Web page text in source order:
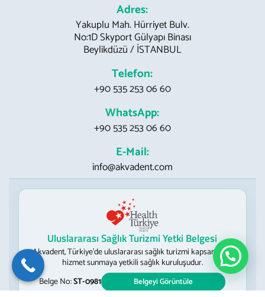
Adres:
Yakuplu Mah. Hürriyet Bulv.
No:1D Skyport Gülyapı Binası
Beylikdüzü / İSTANBUL
Telefon:
+90 535 253 06 60
WhatsApp:
+90 535 253 06 60
E-Mail:
info@akvadent.com
Uluslararası Sağlık Turizmi Yetki Belgesi
Akvadent, Türkiye’de uluslararası sağlık turizmi kapsamında
hizmet sunmaya yetkili sağlık kuruluşudur.
Belge No:ST-0981 Belgeyi Görüntüle